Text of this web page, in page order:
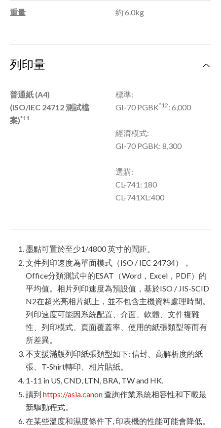
重量 約 6.0kg
列印量
普通紙 (A4)
(ISO/IEC 24712 測試檔
案)*11
標準:
GI-70 PGBK*12: 6,000
經濟模式:
GI-70 PGBK: 8,300
選購:
CL-741: 180
CL-741XL:400
墨點可置於至少1/4800 英寸的間距。
文件列印速度為單面模式（ISO / IEC 24734），
Office分類測試中的ESAT（Word，Excel，PDF）的
平均值。相片列印速度為預設值，基於ISO / JIS-SCID
N2在超光亮相片紙上，並不包含主機資料處理時間。
列印速度可能因系統配置、介面、軟體、文件複雜
性、列印模式、頁面覆蓋率、使用的紙張類型等而有
所差異。
不支援滿版列印紙張類型如下: 信封、高解析度的紙
張、T-Shirt轉印、相片貼紙。
1-11 in US, CND, LTN, BRA, TW and HK.
請到 https://asia.canon查詢作業系統相容性和下載最
新驅動程式。
在某些溫度和濕度條件下, 印表機的性能可能會降低。